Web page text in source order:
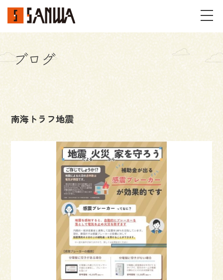
イベント・見学会
事例
施工事例 パーツギャラリー
お客様の声
私たちのこと
三和建設の強み
リフォーム
ブログ
南海トラフ地震